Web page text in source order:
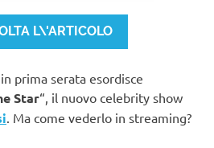
L\'ARTICOLO
prima serata esordisce
Star“, il nuovo celebrity show
. Ma come vederlo in streaming?